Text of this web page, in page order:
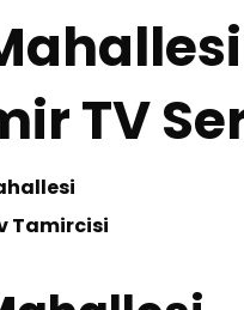
TV
Tamircisi